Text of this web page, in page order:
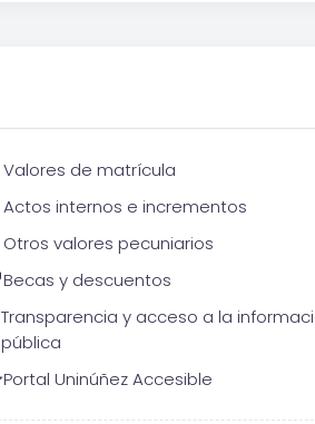
Valores de matrícula
Actos internos e incrementos
Otros valores pecuniarios
Becas y descuentos
Transparencia y acceso a la
pública
Portal Uninúñez Accesible